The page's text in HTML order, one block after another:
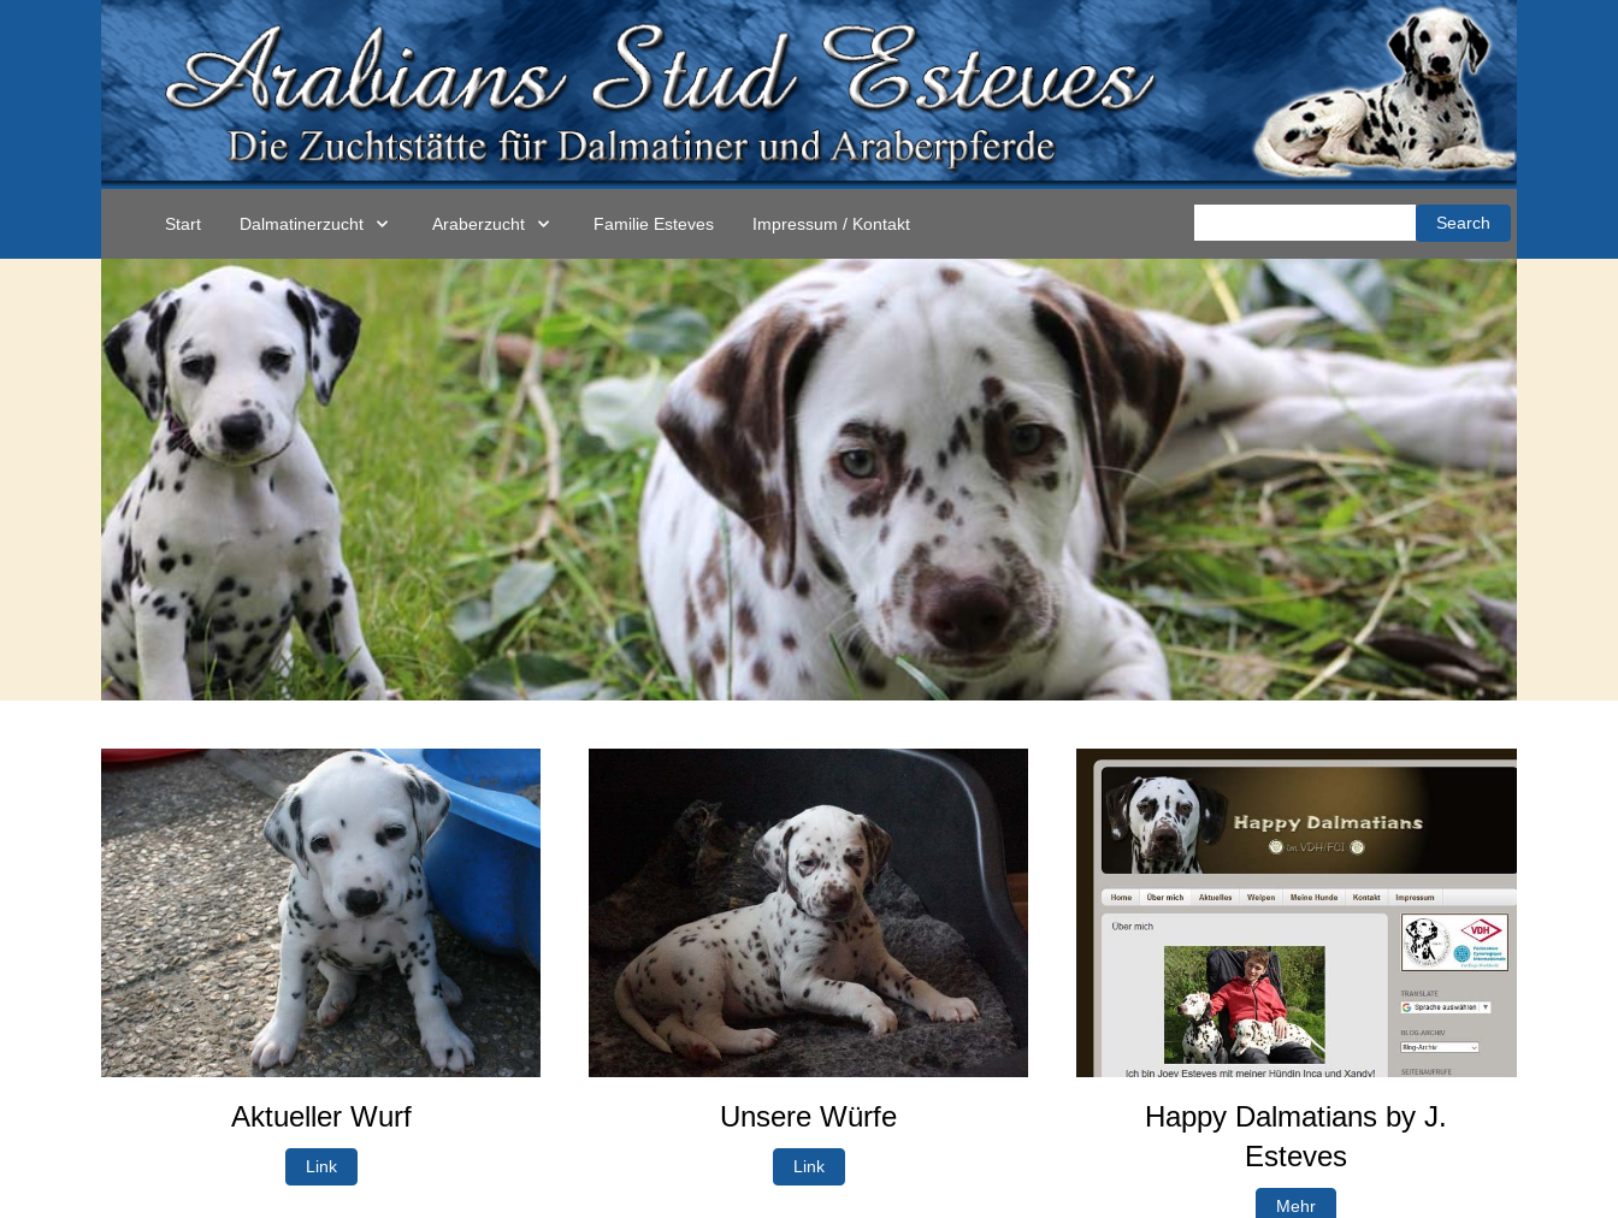
Start Dalmatinerzucht Araberzucht Familie Esteves Impressum / Kontakt Search
Aktueller Wurf
Link
Unsere Würfe
Link
Happy Dalmatians by J.
Esteves
Mehr